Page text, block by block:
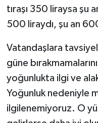
tıraşı 350 liraysa şu
500 liraydı, şu an
Vatandaşlara
güne
yoğunlukta ilgi ve
Yoğunluk nedeniyle
ilgilenemiyoruz. O